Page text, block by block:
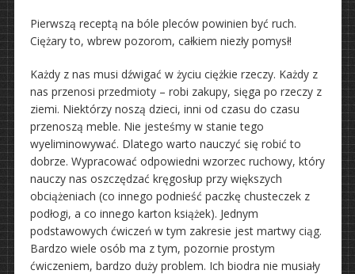
Pierwszą receptą na bóle pleców powinien być ruch.
Ciężary to, wbrew pozorom, całkiem niezły pomysł!
Każdy z nas musi dźwigać w życiu ciężkie rzeczy. Każdy z
nas przenosi przedmioty – robi zakupy, sięga po rzeczy z
ziemi. Niektórzy noszą dzieci, inni od czasu do czasu
przenoszą meble. Nie jesteśmy w stanie tego
wyeliminowywać. Dlatego warto nauczyć się robić to
dobrze. Wypracować odpowiedni wzorzec ruchowy, który
nauczy nas oszczędzać kręgosłup przy większych
obciążeniach (co innego podnieść paczkę chusteczek z
podłogi, a co innego karton książek). Jednym
podstawowych ćwiczeń w tym zakresie jest martwy ciąg.
Bardzo wiele osób ma z tym, pozornie prostym
ćwiczeniem, bardzo duży problem. Ich biodra nie musiały